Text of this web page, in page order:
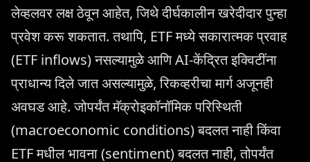
लेव्हलवर लक्ष ठेवून आहेत, जिथे दीर्घकालीन खरेदीदार पुन्हा
प्रवेश करू शकतात. तथापि, ETF मध्ये सकारात्मक प्रवाह
(ETF inflows) नसल्यामुळे आणि AI-केंद्रित इक्विटींना
प्राधान्य दिले जात असल्यामुळे, रिकव्हरीचा मार्ग अजूनही
अवघड आहे. जोपर्यंत मॅक्रोइकॉनॉमिक परिस्थिती
(macroeconomic conditions) बदलत नाही किंवा
ETF मधील भावना (sentiment) बदलत नाही, तोपर्यंत